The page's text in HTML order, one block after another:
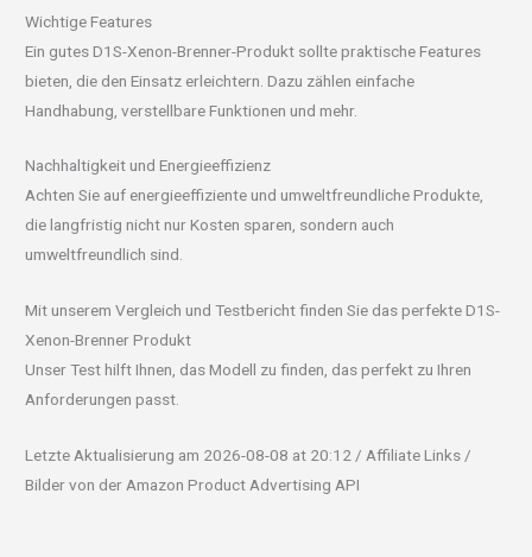
Wichtige Features
Ein gutes D1S-Xenon-Brenner-Produkt sollte praktische Features
bieten, die den Einsatz erleichtern. Dazu zählen einfache
Handhabung, verstellbare Funktionen und mehr.
Nachhaltigkeit und Energieeffizienz
Achten Sie auf energieeffiziente und umweltfreundliche Produkte,
die langfristig nicht nur Kosten sparen, sondern auch
umweltfreundlich sind.
Mit unserem Vergleich und Testbericht finden Sie das perfekte D1S-
Xenon-Brenner Produkt
Unser Test hilft Ihnen, das Modell zu finden, das perfekt zu Ihren
Anforderungen passt.
Letzte Aktualisierung am 2026-08-08 at 20:12 / Affiliate Links /
Bilder von der Amazon Product Advertising API